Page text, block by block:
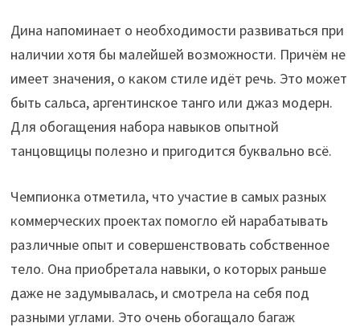
Дина напоминает о необходимости развиваться при
наличии хотя бы малейшей возможности. Причём не
имеет значения, о каком стиле идёт речь. Это может
быть сальса, аргентинское танго или джаз модерн.
Для обогащения набора навыков опытной
танцовщицы полезно и пригодится буквально всё.
Чемпионка отметила, что участие в самых разных
коммерческих проектах помогло ей нарабатывать
различные опыт и совершенствовать собственное
тело. Она приобретала навыки, о которых раньше
даже не задумывалась, и смотрела на себя под
разными углами. Это очень обогащало багаж